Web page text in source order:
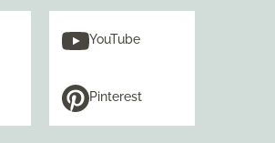
YouTube
Pinterest